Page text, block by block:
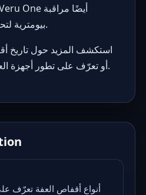
بيومترية لتحكم مُحسّن.
استكشف المزيد حولتاريخ
أو تعرّف علىتطور أجهزة .
أنواع أقفاص العفة تعرّف